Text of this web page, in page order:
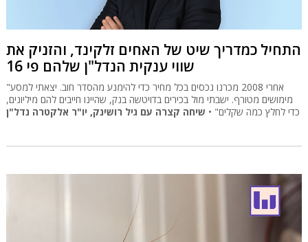
התחיל כמדריך שיט של האחים זלקינד, והזניק את
שווי ענקית הנדל"ן שלהם פי 16
"אחרי 2008 מכרנו נכסים בכל מחיר כדי להימנע מהסדר חוב. יצאתי למסע
מימושים מטורף. ישבתי מול בכירים בדויטשה בנק, שהיינו חייבים להם מיליונים,
כדי לחלץ כמה שקלים" • שיחה קצרה עם גיל רושינק, יו"ר אלקטרה נדל"ן